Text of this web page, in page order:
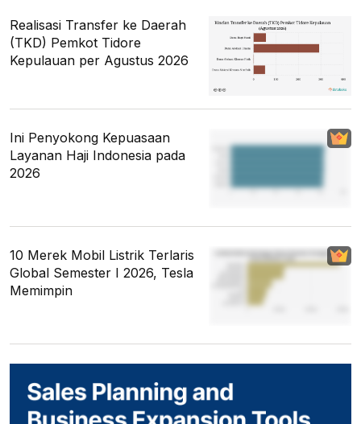
Realisasi Transfer ke Daerah
(TKD) Pemkot Tidore
Kepulauan per Agustus 2026
Ini Penyokong Kepuasaan
Layanan Haji Indonesia pada
2026
10 Merek Mobil Listrik Terlaris
Global Semester I 2026, Tesla
Memimpin